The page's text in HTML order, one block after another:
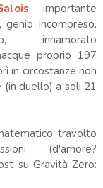
, importante
genio incompreso,
innamorato
proprio 197
in circostanze non
(in duello) a soli 21
travolto
(d'amore?
su Gravità Zero: